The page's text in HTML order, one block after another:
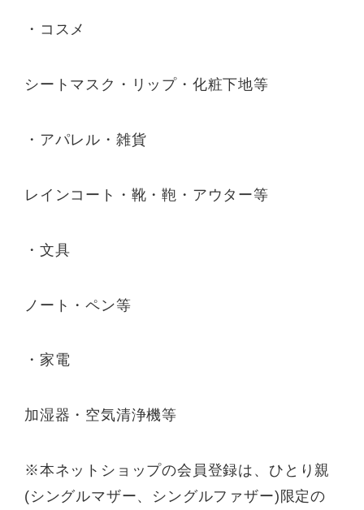
・コスメ
シートマスク・リップ・化粧下地等
・アパレル・雑貨
レインコート・靴・鞄・アウター等
・文具
ノート・ペン等
・家電
加湿器・空気清浄機等
※本ネットショップの会員登録は、ひとり親
(シングルマザー、シングルファザー)限定の